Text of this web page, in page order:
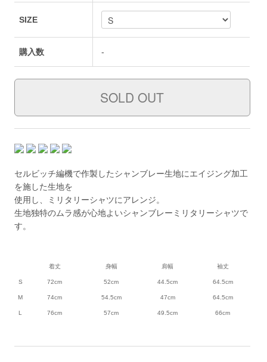
SIZE
購入数 -
セルビッチ編機で作製したシャンブレー生地にエイジング加工
を施した生地を
使用し、ミリタリーシャツにアレンジ。
生地独特のムラ感が心地よいシャンブレーミリタリーシャツで
す。
着丈 身幅 肩幅 袖丈
S 72cm 52cm 44.5cm 64.5cm
M 74cm 54.5cm 47cm 64.5cm
L 76cm 57cm 49.5cm 66cm